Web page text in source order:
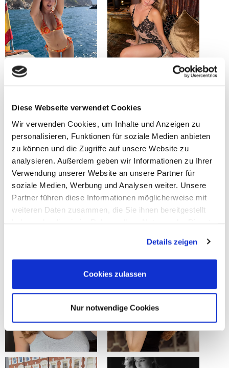
Diese Webseite verwendet Cookies
Wir verwenden Cookies, um Inhalte und Anzeigen zu
personalisieren, Funktionen für soziale Medien anbieten
zu können und die Zugriffe auf unsere Website zu
analysieren. Außerdem geben wir Informationen zu Ihrer
Verwendung unserer Website an unsere Partner für
soziale Medien, Werbung und Analysen weiter. Unsere
Partner führen diese Informationen möglicherweise mit
weiteren Daten zusammen, die Sie ihnen bereitgestellt
Details zeigen
Cookies zulassen
Nur notwendige Cookies